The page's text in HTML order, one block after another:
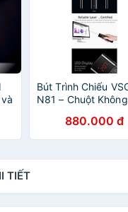
Bút Trình Chiếu
N81 – Chuột
Giờ & Rung Nhắc,
Khiển Từ Xa 30m -
880.000 đ
TIẾT